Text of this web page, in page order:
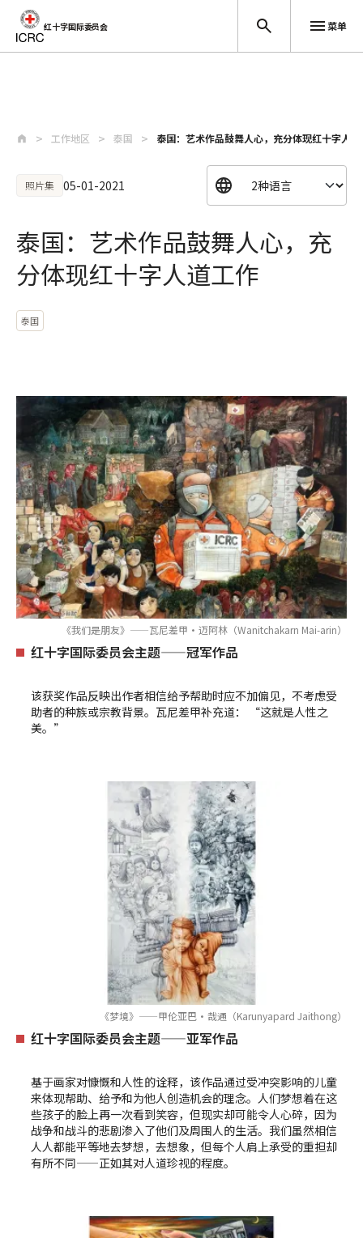
红十字国际委员会 菜单
工作地区 泰国 泰国：艺术作品鼓舞人心，充分体现红十字人
照片集 05-01-2021
泰国：艺术作品鼓舞人心，充
分体现红十字人道工作
泰国
《我们是朋友》——瓦尼差甲·迈阿林（Wanitchakarn Mai-arin）
红十字国际委员会主题——冠军作品
该获奖作品反映出作者相信给予帮助时应不加偏见，不考虑受
助者的种族或宗教背景。瓦尼差甲补充道： “这就是人性之
美。”
《梦境》——甲伦亚巴·哉通（Karunyapard Jaithong）
红十字国际委员会主题——亚军作品
基于画家对慷慨和人性的诠释，该作品通过受冲突影响的儿童
来体现帮助、给予和为他人创造机会的理念。人们梦想着在这
些孩子的脸上再一次看到笑容，但现实却可能令人心碎，因为
战争和战斗的悲剧渗入了他们及周围人的生活。我们虽然相信
人人都能平等地去梦想，去想象，但每个人肩上承受的重担却
有所不同——正如其对人道珍视的程度。